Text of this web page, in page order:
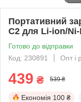
Портативний
C2 для Li-ion/Ni-
Готово до відправки
Код: 230891
Опт і
439 ₴ 539 ₴
Економія 100 ₴